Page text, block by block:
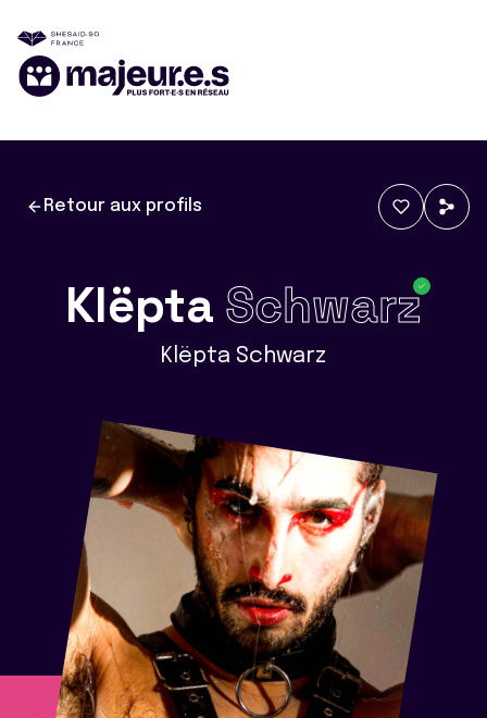
Retour aux profils
Klëpta Schwarz
Klëpta Schwarz